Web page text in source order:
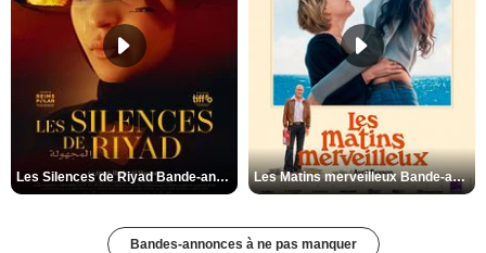
Les Silences de Riyad Bande-annonce VO STFR Les Matins merveilleux Bande-annonce VF
Bandes-annonces à ne pas manquer